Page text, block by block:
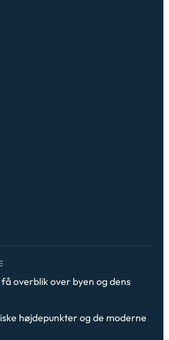
overblik over byen og dens
højdepunkter og de moderne